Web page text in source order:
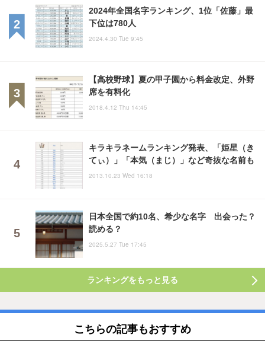
2024年全国名字ランキング、1位「佐藤」最
下位は780人
2024.4.30 Tue 9:45
【高校野球】夏の甲子園から料金改定、外野
席を有料化
2018.4.12 Thu 14:45
キラキラネームランキング発表、「姫星（き
てぃ）」「本気（まじ）」など奇抜な名前も
2013.10.23 Wed 16:18
日本全国で約10名、希少な名字 出会った？
読める？
2025.5.27 Tue 17:45
ランキングをもっと見る
こちらの記事もおすすめ